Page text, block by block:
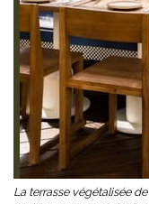
La terrasse végétalisée